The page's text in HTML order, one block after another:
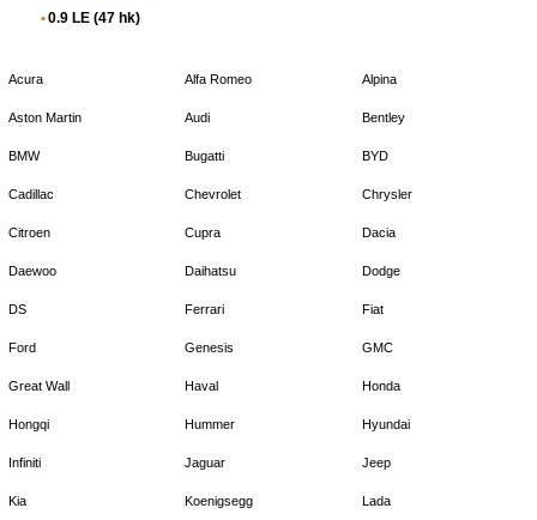
0.9 LE (47 hk)
Acura Alfa Romeo Alpina
Aston Martin Audi Bentley
BMW Bugatti BYD
Cadillac Chevrolet Chrysler
Citroen Cupra Dacia
Daewoo Daihatsu Dodge
DS Ferrari Fiat
Ford Genesis GMC
Great Wall Haval Honda
Hongqi Hummer Hyundai
Infiniti Jaguar Jeep
Kia Koenigsegg Lada